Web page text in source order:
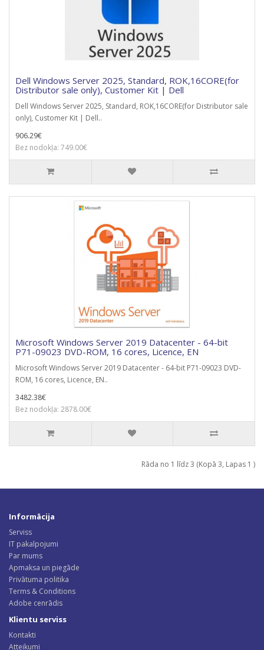
Dell Windows Server 2025, Standard, ROK,16CORE(for
Distributor sale only), Customer Kit | Dell
Dell Windows Server 2025, Standard, ROK,16CORE(for Distributor sale
only), Customer Kit | Dell..
906.29€
Bez nodokļa: 749.00€
Microsoft Windows Server 2019 Datacenter - 64-bit
P71-09023 DVD-ROM, 16 cores, Licence, EN
Microsoft Windows Server 2019 Datacenter - 64-bit P71-09023 DVD-
ROM, 16 cores, Licence, EN..
3482.38€
Bez nodokļa: 2878.00€
Rāda no 1 līdz 3 (Kopā 3, Lapas 1 )
Informācija
Serviss
IT pakalpojumi
Par mums
Apmaksa un piegāde
Privātuma politika
Terms & Conditions
Adobe cenrādis
Klientu serviss
Kontakti
Atteikumi